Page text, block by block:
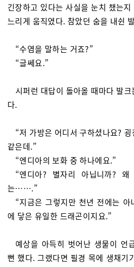
긴장하고 있다는 사실을 눈치 챘는
느리게 움직였다. 참았던 숨을 내쉰
“수염을 말하는 거죠?”
“글쎄요.”
시퍼런 대답이 돌아올 때마다 발
다.
“저 가방은 어디서 구하셨나요?
같은데.”
“엔디아의 보화 중 하나에요.”
“엔디아? 별자리 아닙니까?
는…….”
“지금은 그렇지만 천년 전에는
에 닿은 유일한 드래곤이지요.”
예상을 아득히 벗어난 생물이 언
뻔 했다. 그랬다면 필경 목에 생채기